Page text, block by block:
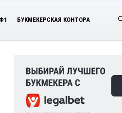
БУКМЕКЕРСКАЯ КОНТОРА